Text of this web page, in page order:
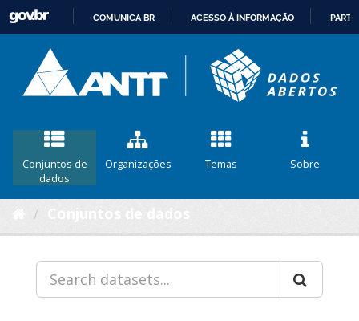
CONTEÚDO
COMUNICA BR ACESSO À INFORMAÇÃO
Conjuntos de
dados
Organizações Temas Sobre